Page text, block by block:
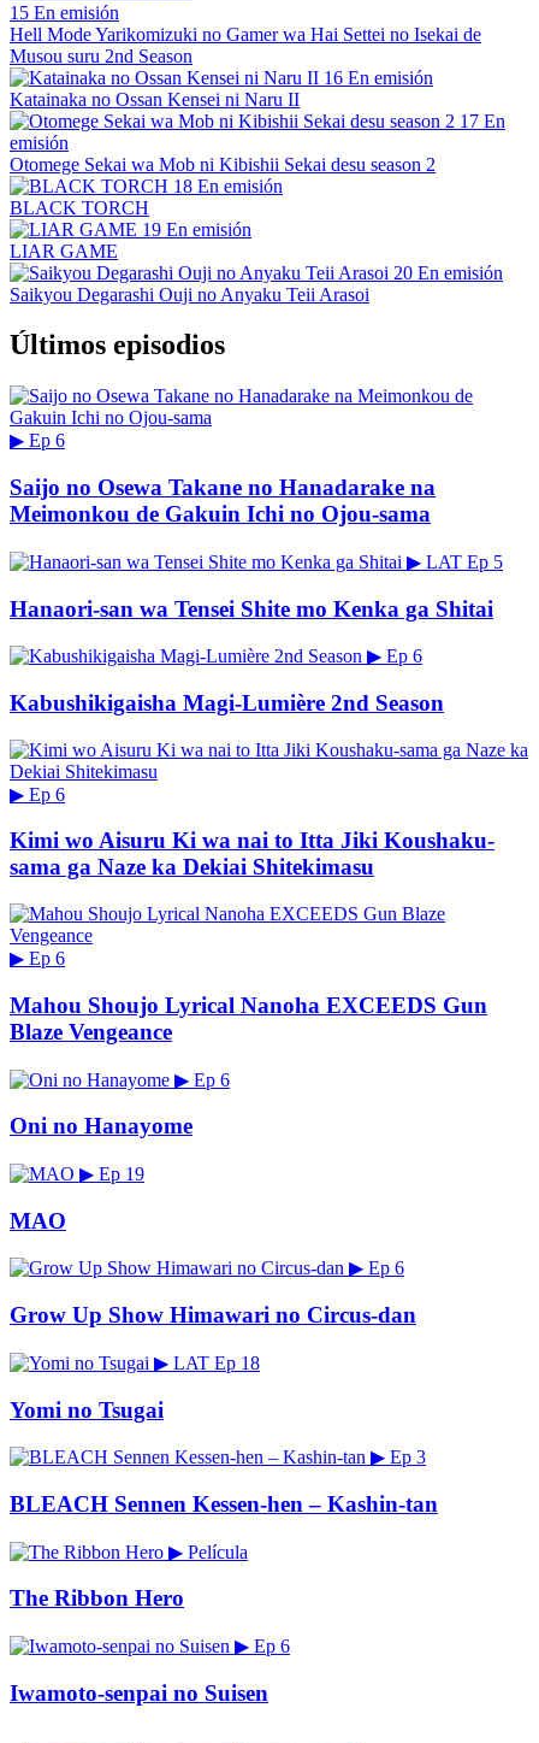
15 En emisión
Hell Mode Yarikomizuki no Gamer wa Hai Settei no Isekai de
Musou suru 2nd Season
16 En emisión
Katainaka no Ossan Kensei ni Naru II
17 En
emisión
Otomege Sekai wa Mob ni Kibishii Sekai desu season 2
18 En emisión
BLACK TORCH
19 En emisión
LIAR GAME
20 En emisión
Saikyou Degarashi Ouji no Anyaku Teii Arasoi
Últimos episodios
▶ Ep 6
Saijo no Osewa Takane no Hanadarake na
Meimonkou de Gakuin Ichi no Ojou-sama
▶ LAT Ep 5
Hanaori-san wa Tensei Shite mo Kenka ga Shitai
▶ Ep 6
Kabushikigaisha Magi-Lumière 2nd Season
▶ Ep 6
Kimi wo Aisuru Ki wa nai to Itta Jiki Koushaku-
sama ga Naze ka Dekiai Shitekimasu
▶ Ep 6
Mahou Shoujo Lyrical Nanoha EXCEEDS Gun
Blaze Vengeance
▶ Ep 6
Oni no Hanayome
▶ Ep 19
MAO
▶ Ep 6
Grow Up Show Himawari no Circus-dan
▶ LAT Ep 18
Yomi no Tsugai
▶ Ep 3
BLEACH Sennen Kessen-hen – Kashin-tan
▶ Película
The Ribbon Hero
▶ Ep 6
Iwamoto-senpai no Suisen